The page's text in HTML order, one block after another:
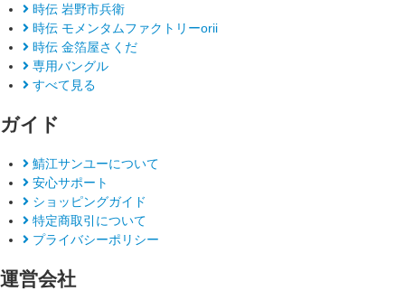
時伝 岩野市兵衛
時伝 モメンタムファクトリーorii
時伝 金箔屋さくだ
専用バングル
すべて見る
ガイド
鯖江サンユーについて
安心サポート
ショッピングガイド
特定商取引について
プライバシーポリシー
運営会社